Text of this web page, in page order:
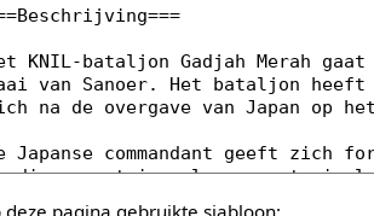
deze pagina gebruikte sjabloon: